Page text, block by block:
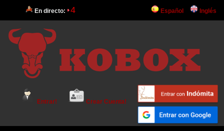
En directo: 4 Español Inglés
Entrar! Crear Cuenta!